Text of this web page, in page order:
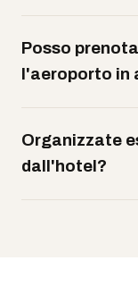
Posso
l'aeroporto in
Organizzate
dall'hotel?